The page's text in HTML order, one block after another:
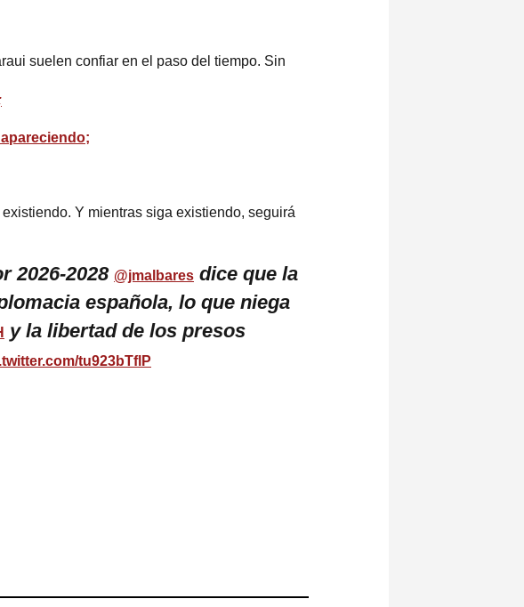
suelen confiar en el paso del tiempo. Sin
Y mientras siga existiendo, seguirá
2026-2028 @jmalbares dice que la
española, lo que niega
y la libertad de los presos
tu923bTflP